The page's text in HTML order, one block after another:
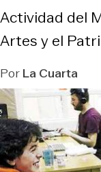
Actividad del
Artes y el
PorLa Cuarta